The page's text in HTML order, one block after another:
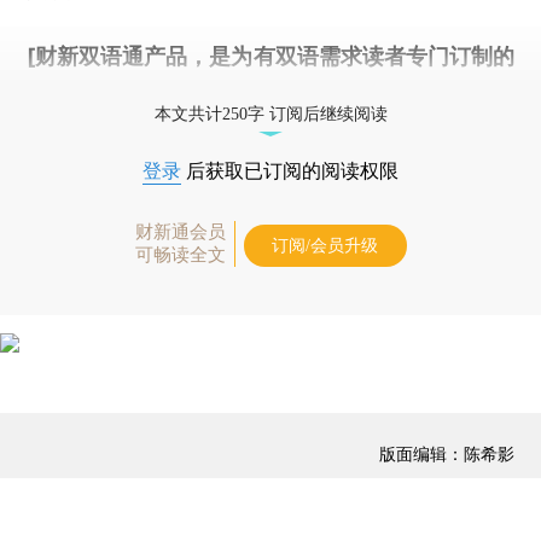
[财新双语通产品，是为有双语需求读者专门订制的
本文共计250字 订阅后继续阅读
登录 后获取已订阅的阅读权限
财新通会员
可畅读全文
订阅/会员升级
版面编辑：陈希影